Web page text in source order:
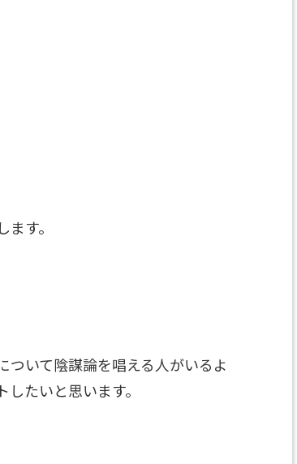
す。
いて陰謀論を唱える人がいるよ
たいと思います。